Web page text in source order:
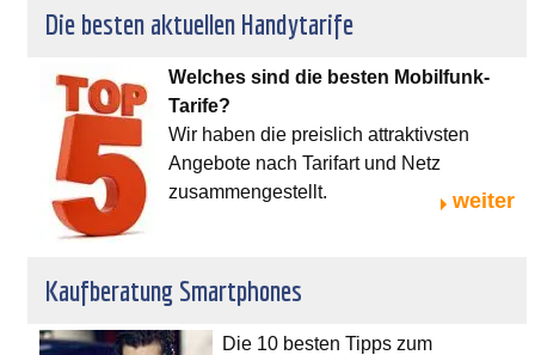
Die besten aktuellen Handytarife
Welches sind die besten Mobilfunk-
Tarife?
Wir haben die preislich attraktivsten
Angebote nach Tarifart und Netz
zusammengestellt.
weiter
Kaufberatung Smartphones
Die 10 besten Tipps zum